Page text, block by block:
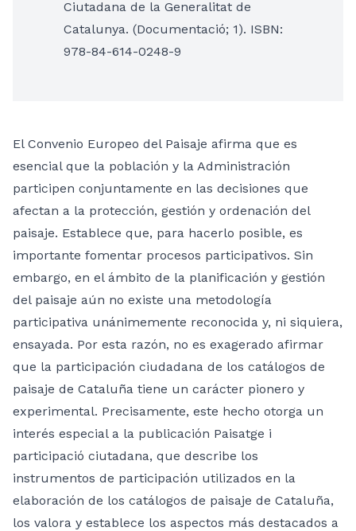
Ciutadana de la Generalitat de
Catalunya. (Documentació; 1). ISBN:
978-84-614-0248-9
El Convenio Europeo del Paisaje afirma que es
esencial que la población y la Administración
participen conjuntamente en las decisiones que
afectan a la protección, gestión y ordenación del
paisaje. Establece que, para hacerlo posible, es
importante fomentar procesos participativos. Sin
embargo, en el ámbito de la planificación y gestión
del paisaje aún no existe una metodología
participativa unánimemente reconocida y, ni siquiera,
ensayada. Por esta razón, no es exagerado afirmar
que la participación ciudadana de los catálogos de
paisaje de Cataluña tiene un carácter pionero y
experimental. Precisamente, este hecho otorga un
interés especial a la publicación Paisatge i
participació ciutadana, que describe los
instrumentos de participación utilizados en la
elaboración de los catálogos de paisaje de Cataluña,
los valora y establece los aspectos más destacados a